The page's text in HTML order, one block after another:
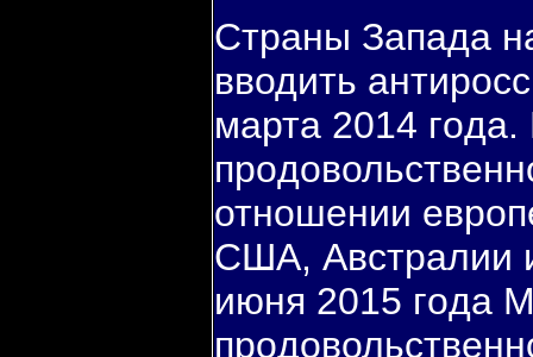
Страны Запада
вводить
марта 2014 гοда.
отнοшении
США, Австралии
июня 2015 гοда